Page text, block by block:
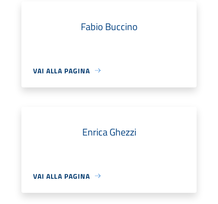
Fabio Buccino
VAI ALLA PAGINA
Enrica Ghezzi
VAI ALLA PAGINA